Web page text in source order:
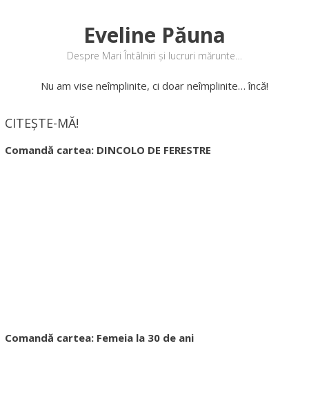
Eveline Păuna
Despre Mari Întâlniri și lucruri mărunte…
Nu am vise neîmplinite, ci doar neîmplinite… încă!
CITEȘTE-MĂ!
Comandă cartea: DINCOLO DE FERESTRE
Comandă cartea: Femeia la 30 de ani